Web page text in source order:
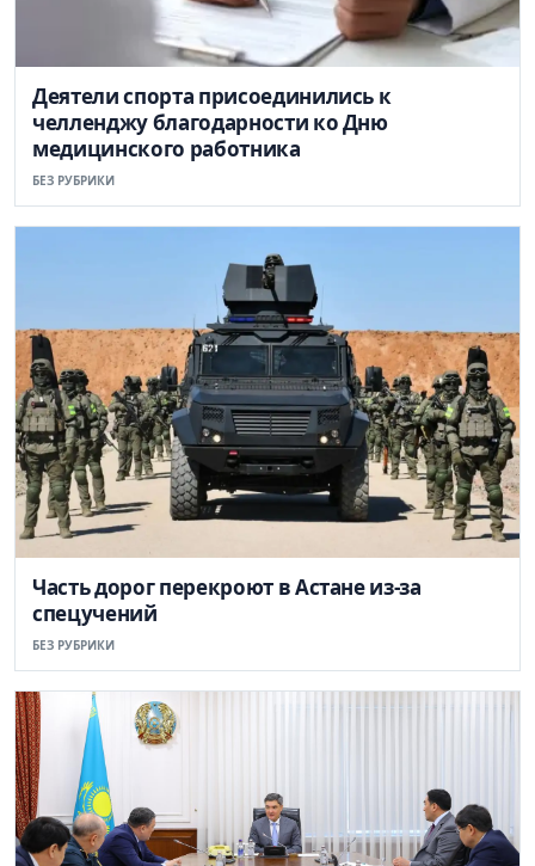
Деятели спорта присоединились к
челленджу благодарности ко Дню
медицинского работника
БЕЗ РУБРИКИ
Часть дорог перекроют в Астане из-за
спецучений
БЕЗ РУБРИКИ